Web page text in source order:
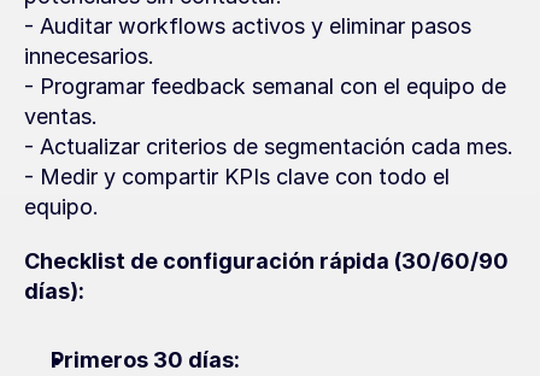
- Auditar workflows activos y eliminar pasos
innecesarios.
- Programar feedback semanal con el equipo de
ventas.
- Actualizar criterios de segmentación cada mes.
- Medir y compartir KPIs clave con todo el
equipo.
Checklist de configuración rápida (30/60/90
días):
Primeros 30 días: